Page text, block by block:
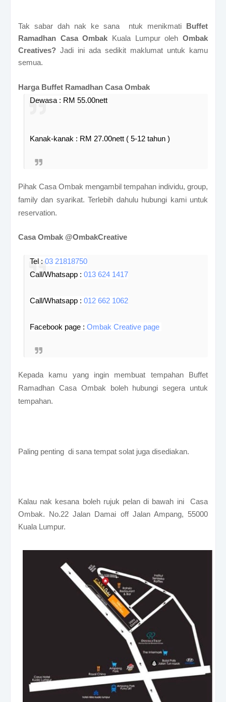
Tak sabar dah nak ke sana ntuk menikmati Buffet
Ramadhan Casa Ombak Kuala Lumpur oleh Ombak
Creatives? Jadi ini ada sedikit maklumat untuk kamu
semua.
Harga Buffet Ramadhan Casa Ombak
Dewasa : RM 55.00nett
Kanak-kanak : RM 27.00nett ( 5-12 tahun )
Pihak Casa Ombak mengambil tempahan individu, group,
family dan syarikat. Terlebih dahulu hubungi kami untuk
reservation.
Casa Ombak @OmbakCreative
Tel : 03 21818750
Call/Whatsapp : 013 624 1417
Call/Whatsapp : 012 662 1062
Facebook page : Ombak Creative page
Kepada kamu yang ingin membuat tempahan Buffet
Ramadhan Casa Ombak boleh hubungi segera untuk
tempahan.
Paling penting di sana tempat solat juga disediakan.
Kalau nak kesana boleh rujuk pelan di bawah ini Casa
Ombak. No.22 Jalan Damai off Jalan Ampang, 55000
Kuala Lumpur.